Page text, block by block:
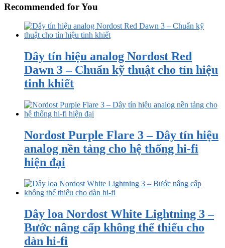
Recommended for You
Dây tín hiệu analog Nordost Red
Dawn 3 – Chuẩn kỹ thuật cho tín hiệu
tinh khiết
Nordost Purple Flare 3 – Dây tín hiệu
analog nền tảng cho hệ thống hi-fi
hiện đại
Dây loa Nordost White Lightning 3 –
Bước nâng cấp không thể thiếu cho
dàn hi-fi